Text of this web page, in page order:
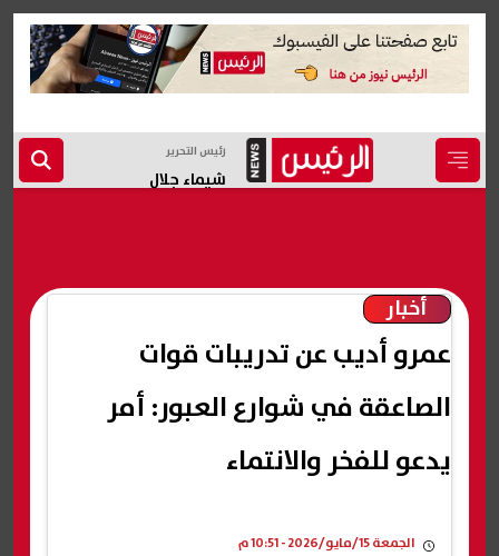
رئيس التحرير
شيماء جلال
أخبار
عمرو أديب عن تدريبات قوات
الصاعقة في شوارع العبور: أمر
يدعو للفخر والانتماء
الجمعة 15/مايو/2026 - 10:51 م